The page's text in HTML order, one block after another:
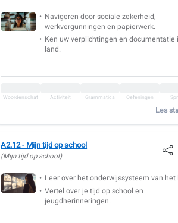
Navigeren door sociale zekerheid,
werkvergunningen en papierwerk.
Ken uw verplichtingen en documentatie
land.
Woordenschat Activiteit Grammatica Oefeningen
Les
A2.12 - Mijn tijd op school
(Mijn tijd op school)
Leer over het onderwijssysteem van het
Vertel over je tijd op school en
jeugdherinneringen.